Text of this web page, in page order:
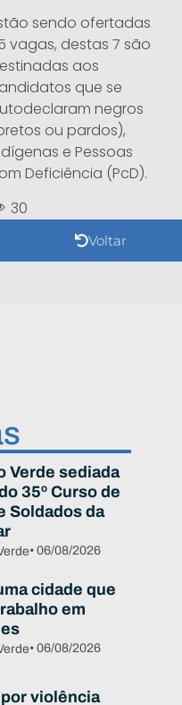
sendo ofertadas
vagas, destas 7 são
aos
que se
negros
ou pardos),
e Pessoas
Deficiência (PcD).
30
Voltar
Verde sediada
35º Curso de
Soldados da
• 06/08/2026
cidade que
em
• 06/08/2026
violência